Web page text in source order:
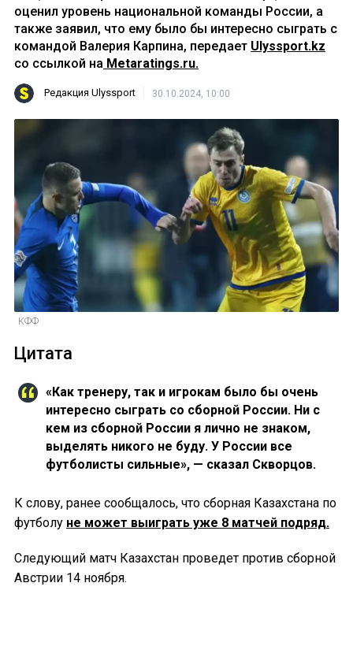
оценил уровень национальной команды России, а
также заявил, что ему было бы интересно сыграть с
командой Валерия Карпина, передает Ulyssport.kz
со ссылкой на Metaratings.ru.
Редакция Ulyssport 30.10.2024, 10:00
КФФ
Цитата
«Как тренеру, так и игрокам было бы очень
интересно сыграть со сборной России. Ни с
кем из сборной России я лично не знаком,
выделять никого не буду. У России все
футболисты сильные», — сказал Скворцов.
К слову, ранее сообщалось, что сборная Казахстана по
футболу не может выиграть уже 8 матчей подряд.
Следующий матч Казахстан проведет против сборной
Австрии 14 ноября.